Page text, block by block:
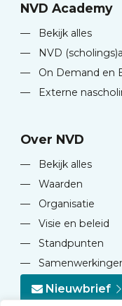
NVD Academy
—
Bekijk alles
—
NVD
—
On Demand en
—
Externe
Over NVD
—
Bekijk alles
—
Waarden
—
Organisatie
—
Visie en beleid
—
Standpunten
—
Nieuwbrief